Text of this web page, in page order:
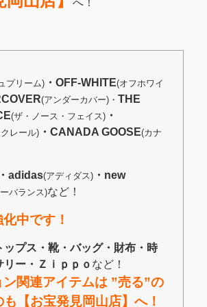
へ！
プリーム)・OFF-WHITE(オフホワイ
(アンダーカバー)・ THE
(ザ・ノース・フェイス)・
レール)・CANADA GOOSE(カナ
adidas(アディダス)・new
バランス)など！
中です！
ップス・靴・バッグ・財布・時
ー・Ｚｉｐｐｏ など！
ン関連アイテムは ”売る”の
も【お宝発見岡山店】へ！